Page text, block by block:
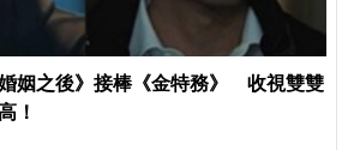
婚姻之後》接棒《金特務》 收視雙雙
！